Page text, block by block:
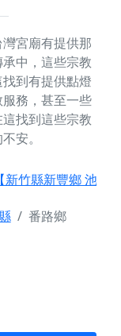
宮廟有提供那
中，這些宗教
到有提供點燈
服務，甚至一些
找到這些宗教
安。
新竹縣新豐鄉 池和
番路鄉